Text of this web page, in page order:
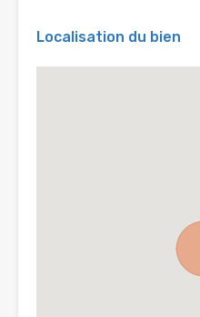
Localisation du bien